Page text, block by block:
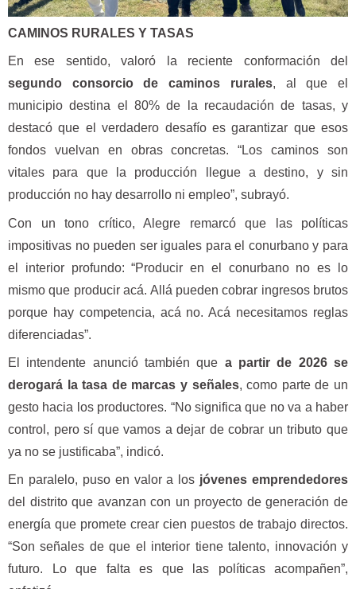
CAMINOS RURALES Y TASAS
En ese sentido, valoró la reciente conformación del
segundo consorcio de caminos rurales, al que el
municipio destina el 80% de la recaudación de tasas, y
destacó que el verdadero desafío es garantizar que esos
fondos vuelvan en obras concretas. “Los caminos son
vitales para que la producción llegue a destino, y sin
producción no hay desarrollo ni empleo”, subrayó.
Con un tono crítico, Alegre remarcó que las políticas
impositivas no pueden ser iguales para el conurbano y para
el interior profundo: “Producir en el conurbano no es lo
mismo que producir acá. Allá pueden cobrar ingresos brutos
porque hay competencia, acá no. Acá necesitamos reglas
diferenciadas”.
El intendente anunció también que a partir de 2026 se
derogará la tasa de marcas y señales, como parte de un
gesto hacia los productores. “No significa que no va a haber
control, pero sí que vamos a dejar de cobrar un tributo que
ya no se justificaba”, indicó.
En paralelo, puso en valor a los jóvenes emprendedores
del distrito que avanzan con un proyecto de generación de
energía que promete crear cien puestos de trabajo directos.
“Son señales de que el interior tiene talento, innovación y
futuro. Lo que falta es que las políticas acompañen”,